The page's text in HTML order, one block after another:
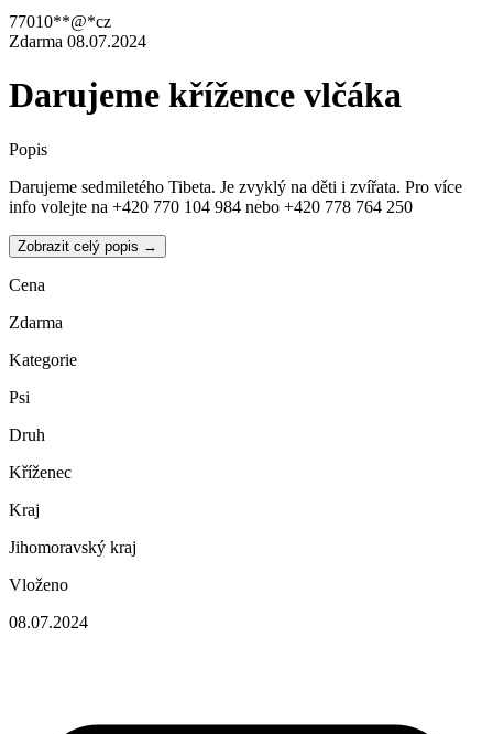
77010**@*cz
Zdarma 08.07.2024
Darujeme křížence vlčáka
Popis
Darujeme sedmiletého Tibeta. Je zvyklý na děti i zvířata. Pro více
info volejte na +420 770 104 984 nebo +420 778 764 250
Zobrazit celý popis →
Cena
Zdarma
Kategorie
Psi
Druh
Kříženec
Kraj
Jihomoravský kraj
Vloženo
08.07.2024